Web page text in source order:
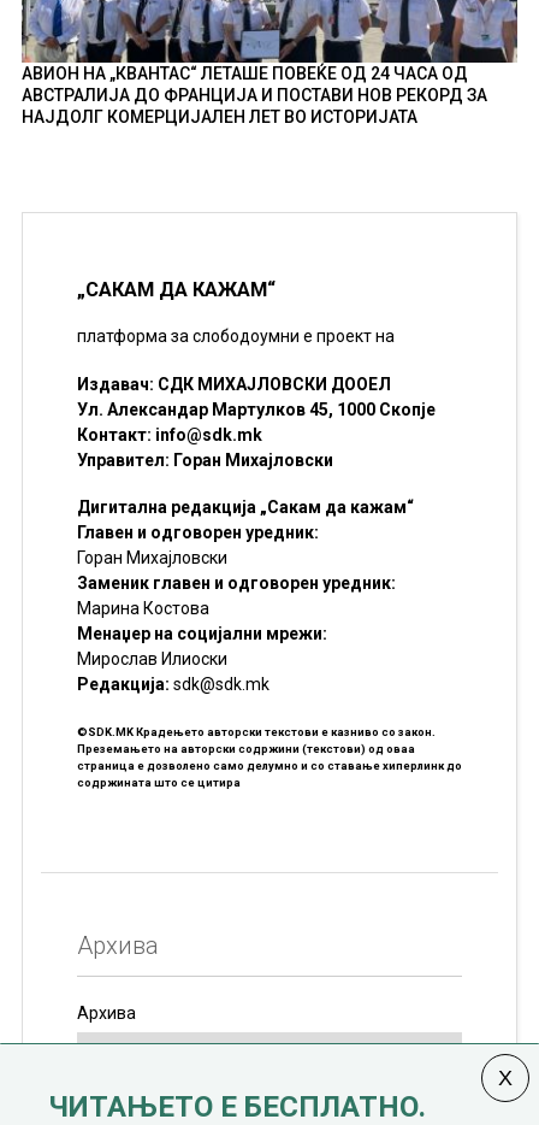
АВИОН НА „КВАНТАС“ ЛЕТАШЕ ПОВЕЌЕ ОД 24 ЧАСА ОД
АВСТРАЛИЈА ДО ФРАНЦИЈА И ПОСТАВИ НОВ РЕКОРД ЗА
НАЈДОЛГ КОМЕРЦИЈАЛЕН ЛЕТ ВО ИСТОРИЈАТА
„САКАМ ДА КАЖАМ“
платформа за слободоумни е проект на
Издавач: СДК МИХАЈЛОВСКИ ДООЕЛ
Ул. Александар Мартулков 45, 1000 Скопје
Контакт: info@sdk.mk
Управител: Горан Михајловски
Дигитална редакција „Сакам да кажам“
Главен и одговорен уредник:
Горан Михајловски
Заменик главен и одговорен уредник:
Марина Костова
Менаџер на социјални мрежи:
Мирослав Илиоски
Редакцијa: sdk@sdk.mk
©SDK.MK Крадењето авторски текстови е казниво со закон.
Преземањето на авторски содржини (текстови) од оваа
страница е дозволено само делумно и со ставање хиперлинк до
содржината што се цитира
Архива
Архива
ЧИТАЊЕТО Е БЕСПЛАТНО.